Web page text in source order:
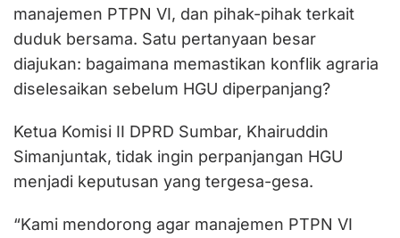
manajemen PTPN VI, dan pihak-pihak terkait
duduk bersama. Satu pertanyaan besar
diajukan: bagaimana memastikan konflik agraria
diselesaikan sebelum HGU diperpanjang?
Ketua Komisi II DPRD Sumbar, Khairuddin
Simanjuntak, tidak ingin perpanjangan HGU
menjadi keputusan yang tergesa-gesa.
“Kami mendorong agar manajemen PTPN VI